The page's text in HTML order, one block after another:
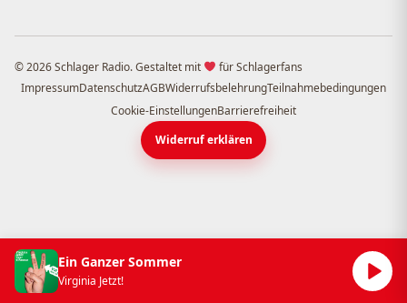
© 2026 Schlager Radio. Gestaltet mit
für Schlagerfans
ImpressumDatenschutzAGBWiderrufsbelehrungTeilnahmebedingungen
Cookie-EinstellungenBarrierefreiheit
Widerruf erklären
Ein Ganzer Sommer
Virginia Jetzt!